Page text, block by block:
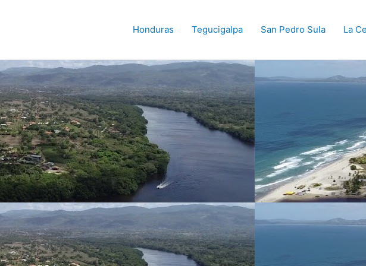
Honduras Tegucigalpa San Pedro Sula La